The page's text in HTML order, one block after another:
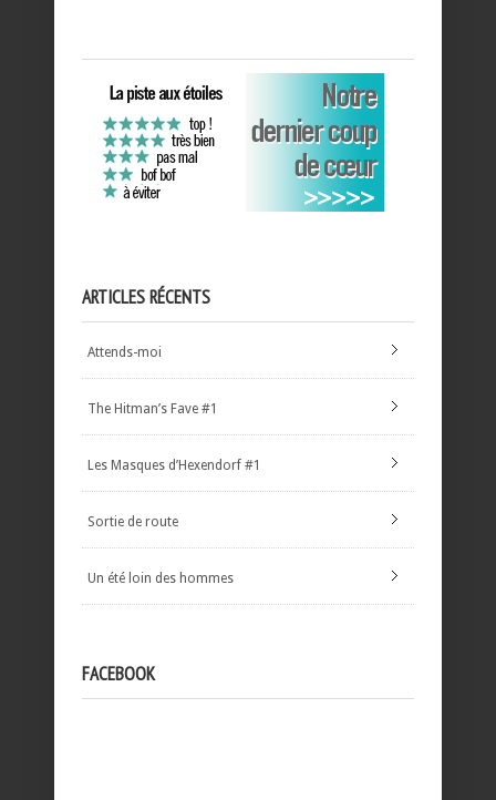
ARTICLES RÉCENTS
Attends-moi
The Hitman’s Fave #1
Les Masques d’Hexendorf #1
Sortie de route
Un été loin des hommes
FACEBOOK